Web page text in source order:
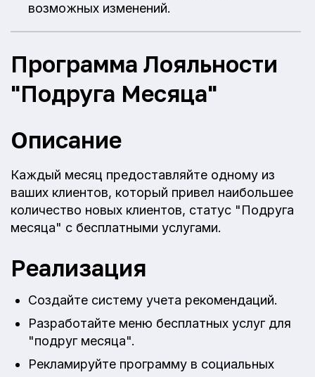
возможных изменений.
Программа Лояльности
"Подруга Месяца"
Описание
Каждый месяц предоставляйте одному из
ваших клиентов, который привел наибольшее
количество новых клиентов, статус "Подруга
месяца" с бесплатными услугами.
Реализация
Создайте систему учета рекомендаций.
Разработайте меню бесплатных услуг для
"подруг месяца".
Рекламируйте программу в социальных